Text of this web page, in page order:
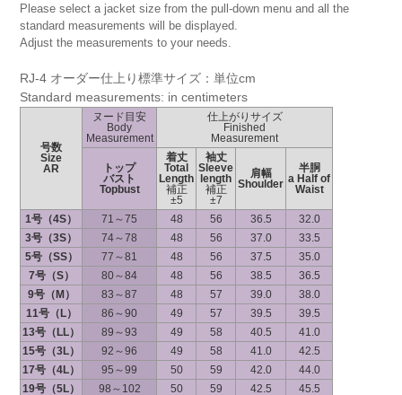
Please select a jacket size from the pull-down menu and all the
standard measurements will be displayed.
Adjust the measurements to your needs.
RJ-4 オーダー仕上り標準サイズ：単位cm
Standard measurements: in centimeters
号数
Size
AR
ヌード目安
Body
Measurement
仕上がりサイズ
Finished
Measurement
トップ
バスト
Topbust
着丈
Total
Length
補正
±5
袖丈
Sleeve
length
補正
±7
肩幅
Shoulder
半胴
a Half of
Waist
1号（4S） 71～75 48 56 36.5
32.0
3号（3S）
74～78 48 56 37.0
33.5
5号（SS）
77～81 48 56 37.5
35.0
7号（S）
80～84 48 56 38.5
36.5
9号（M）
83～87 48 57 39.0
38.0
11号（L）
86～90 49 57 39.5
39.5
13号（LL）
89～93 49 58 40.5
41.0
15号（3L）
92～96 49 58 41.0
42.5
17号（4L）
95～99 50 59 42.0
44.0
19号（5L）
98～102 50 59 42.5
45.5